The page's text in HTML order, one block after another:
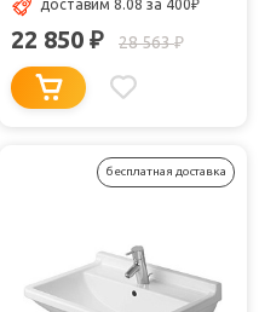
доставим 8.08 за 400₽
22 850 ₽ 28 563₽
бесплатная доставка